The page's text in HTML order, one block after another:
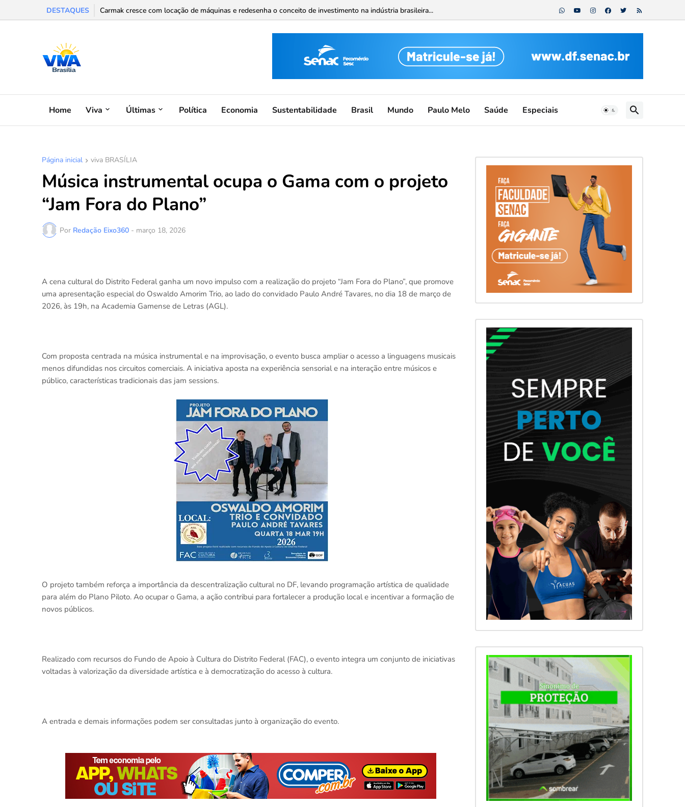
DESTAQUES Carmak cresce com locação de máquinas e redesenha o conceito de investimento na indústria brasileira...
Home Viva Últimas Política Economia Sustentabilidade Brasil Mundo Paulo Melo Saúde Especiais
Página inicial viva BRASÍLIA
Música instrumental ocupa o Gama com o projeto
“Jam Fora do Plano”
Por Redação Eixo360 - março 18, 2026
A cena cultural do Distrito Federal ganha um novo impulso com a realização do projeto “Jam Fora do Plano”, que promove
uma apresentação especial do Oswaldo Amorim Trio, ao lado do convidado Paulo André Tavares, no dia 18 de março de
2026, às 19h, na Academia Gamense de Letras (AGL).
Com proposta centrada na música instrumental e na improvisação, o evento busca ampliar o acesso a linguagens musicais
menos difundidas nos circuitos comerciais. A iniciativa aposta na experiência sensorial e na interação entre músicos e
público, características tradicionais das jam sessions.
O projeto também reforça a importância da descentralização cultural no DF, levando programação artística de qualidade
para além do Plano Piloto. Ao ocupar o Gama, a ação contribui para fortalecer a produção local e incentivar a formação de
novos públicos.
Realizado com recursos do Fundo de Apoio à Cultura do Distrito Federal (FAC), o evento integra um conjunto de iniciativas
voltadas à valorização da diversidade artística e à democratização do acesso à cultura.
A entrada e demais informações podem ser consultadas junto à organização do evento.